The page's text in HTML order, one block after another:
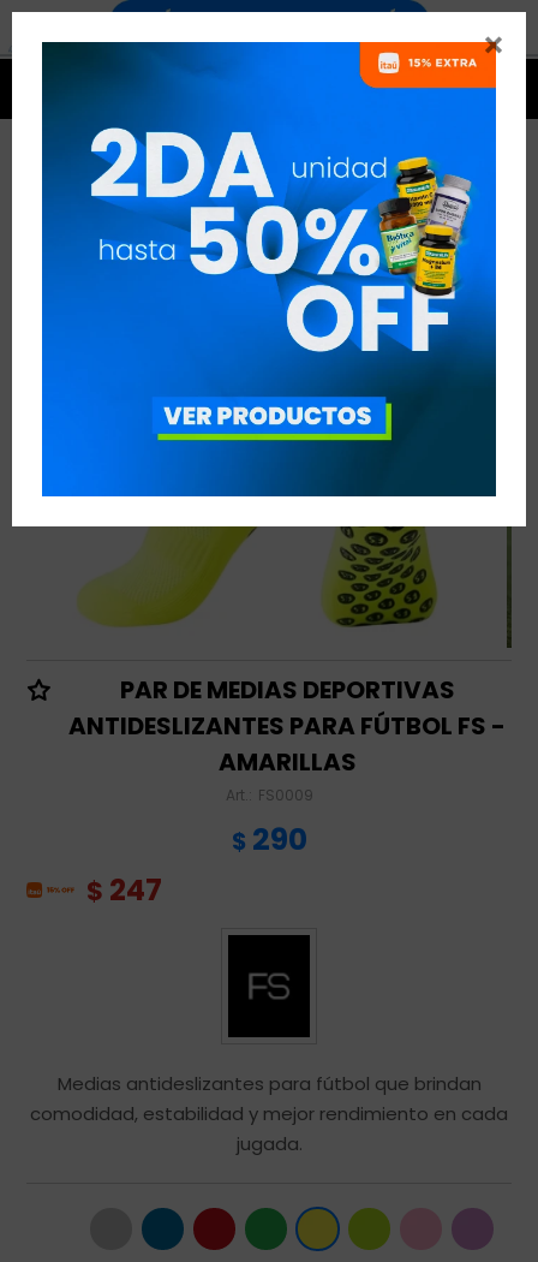

PAR DE MEDIAS DEPORTIVAS
ANTIDESLIZANTES PARA FÚTBOL FS -
AMARILLAS
FS0009
$ 290
$ 247
Medias antideslizantes para fútbol que brindan
comodidad, estabilidad y mejor rendimiento en cada
jugada.